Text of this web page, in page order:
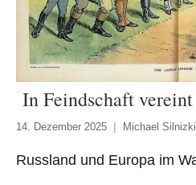
In Feindschaft vereint
14. Dezember 2025 Michael Silnizki
Russland und Europa im